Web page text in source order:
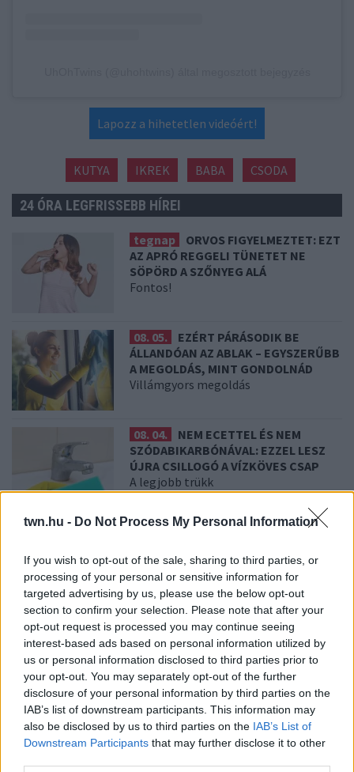
twn.hu - Do Not Process My Personal Information
If you wish to opt-out of the sale, sharing to third parties, or
processing of your personal or sensitive information for
targeted advertising by us, please use the below opt-out
section to confirm your selection. Please note that after your
opt-out request is processed you may continue seeing
interest-based ads based on personal information utilized by
us or personal information disclosed to third parties prior to
your opt-out. You may separately opt-out of the further
disclosure of your personal information by third parties on the
IAB’s list of downstream participants. This information may
also be disclosed by us to third parties on the IAB’s List of
Downstream Participants that may further disclose it to other
Lapozz a hihetetlen videóért!
KUTYA IKREK BABA CSODA
24 ÓRA LEGFRISSEBB HÍREI
tegnap
ORVOS FIGYELMEZTET: EZT
AZ APRÓ REGGELI TÜNETET NE
SÖPÖRD A SZŐNYEG ALÁ
Fontos!
08. 05.
EZÉRT PÁRÁSODIK BE
ÁLLANDÓAN AZ ABLAK – EGYSZERŰBB
A MEGOLDÁS, MINT GONDOLNÁD
Villámgyors megoldás
08. 04.
NEM ECETTEL ÉS NEM
SZÓDABIKARBÓNÁVAL: EZZEL LESZ
ÚJRA CSILLOGÓ A VÍZKÖVES CSAP
A legjobb trükk
HA MINDIG EZT A MONDATOT
ÉRZELMI INTELLIGENCIÁRA UTALHAT
Te szoktad?
08. 02.
SOKAN ROSSZUL TÁROLJÁK A GYÓGYSZEREIKET –
EMIATT CSÖKKENHET A HATÁSUK
Érdemes odafigyelni rá
08. 01.
EGYRE TÖBB FIATALNÁL JELENTKEZIK EZ A
VITAMINHIÁNY – ILYEN JELEKRE FIGYELJ
Erre figyelj!